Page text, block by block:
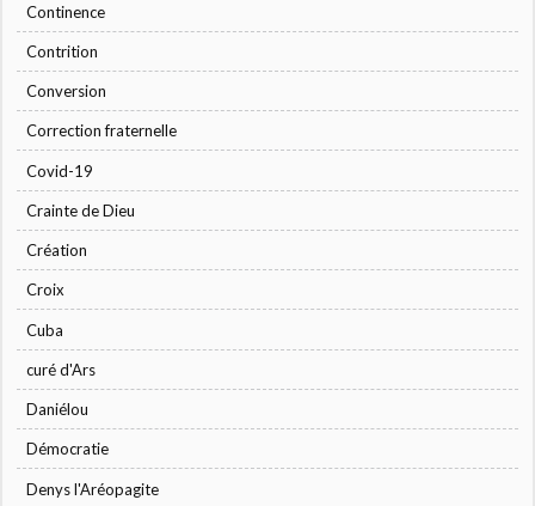
Continence
Contrition
Conversion
Correction fraternelle
Covid-19
Crainte de Dieu
Création
Croix
Cuba
curé d'Ars
Daniélou
Démocratie
Denys l'Aréopagite